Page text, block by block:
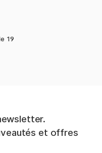
19
et offres